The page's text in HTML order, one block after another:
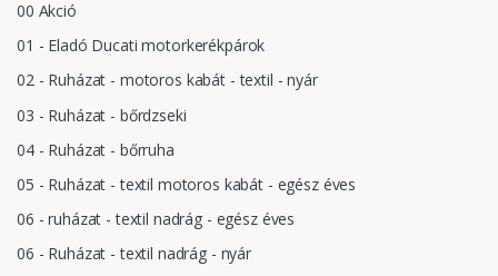
00 Akció
01 - Eladó Ducati motorkerékpárok
02 - Ruházat - motoros kabát - textil - nyár
03 - Ruházat - bőrdzseki
04 - Ruházat - bőrruha
05 - Ruházat - textil motoros kabát - egész éves
06 - ruházat - textil nadrág - egész éves
06 - Ruházat - textil nadrág - nyár